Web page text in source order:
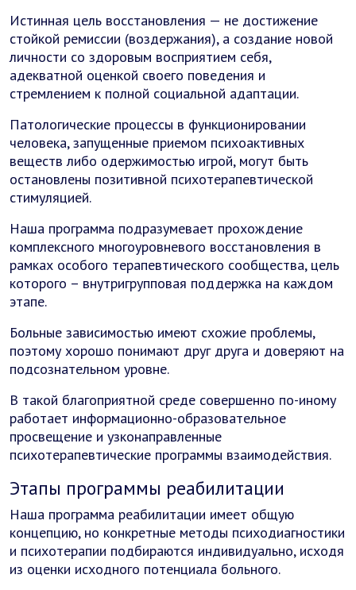
Истинная цель восстановления — не достижение
стойкой ремиссии (воздержания), а создание новой
личности со здоровым восприятием себя,
адекватной оценкой своего поведения и
стремлением к полной социальной адаптации.
Патологические процессы в функционировании
человека, запущенные приемом психоактивных
веществ либо одержимостью игрой, могут быть
остановлены позитивной психотерапевтической
стимуляцией.
Наша программа подразумевает прохождение
комплексного многоуровневого восстановления в
рамках особого терапевтического сообщества, цель
которого – внутригрупповая поддержка на каждом
этапе.
Больные зависимостью имеют схожие проблемы,
поэтому хорошо понимают друг друга и доверяют на
подсознательном уровне.
В такой благоприятной среде совершенно по-иному
работает информационно-образовательное
просвещение и узконаправленные
психотерапевтические программы взаимодействия.
Этапы программы реабилитации
Наша программа реабилитации имеет общую
концепцию, но конкретные методы психодиагностики
и психотерапии подбираются индивидуально, исходя
из оценки исходного потенциала больного.